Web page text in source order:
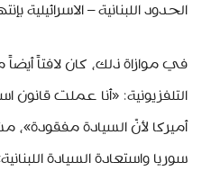
الحدود اللبنانية – الاسرائيلية
في موازاة ذلك، كان لافتاً
التلفزيونية: «أنا عملت قانون
أميركا لأنّ السيادة
سوريا واستعادة السيادة